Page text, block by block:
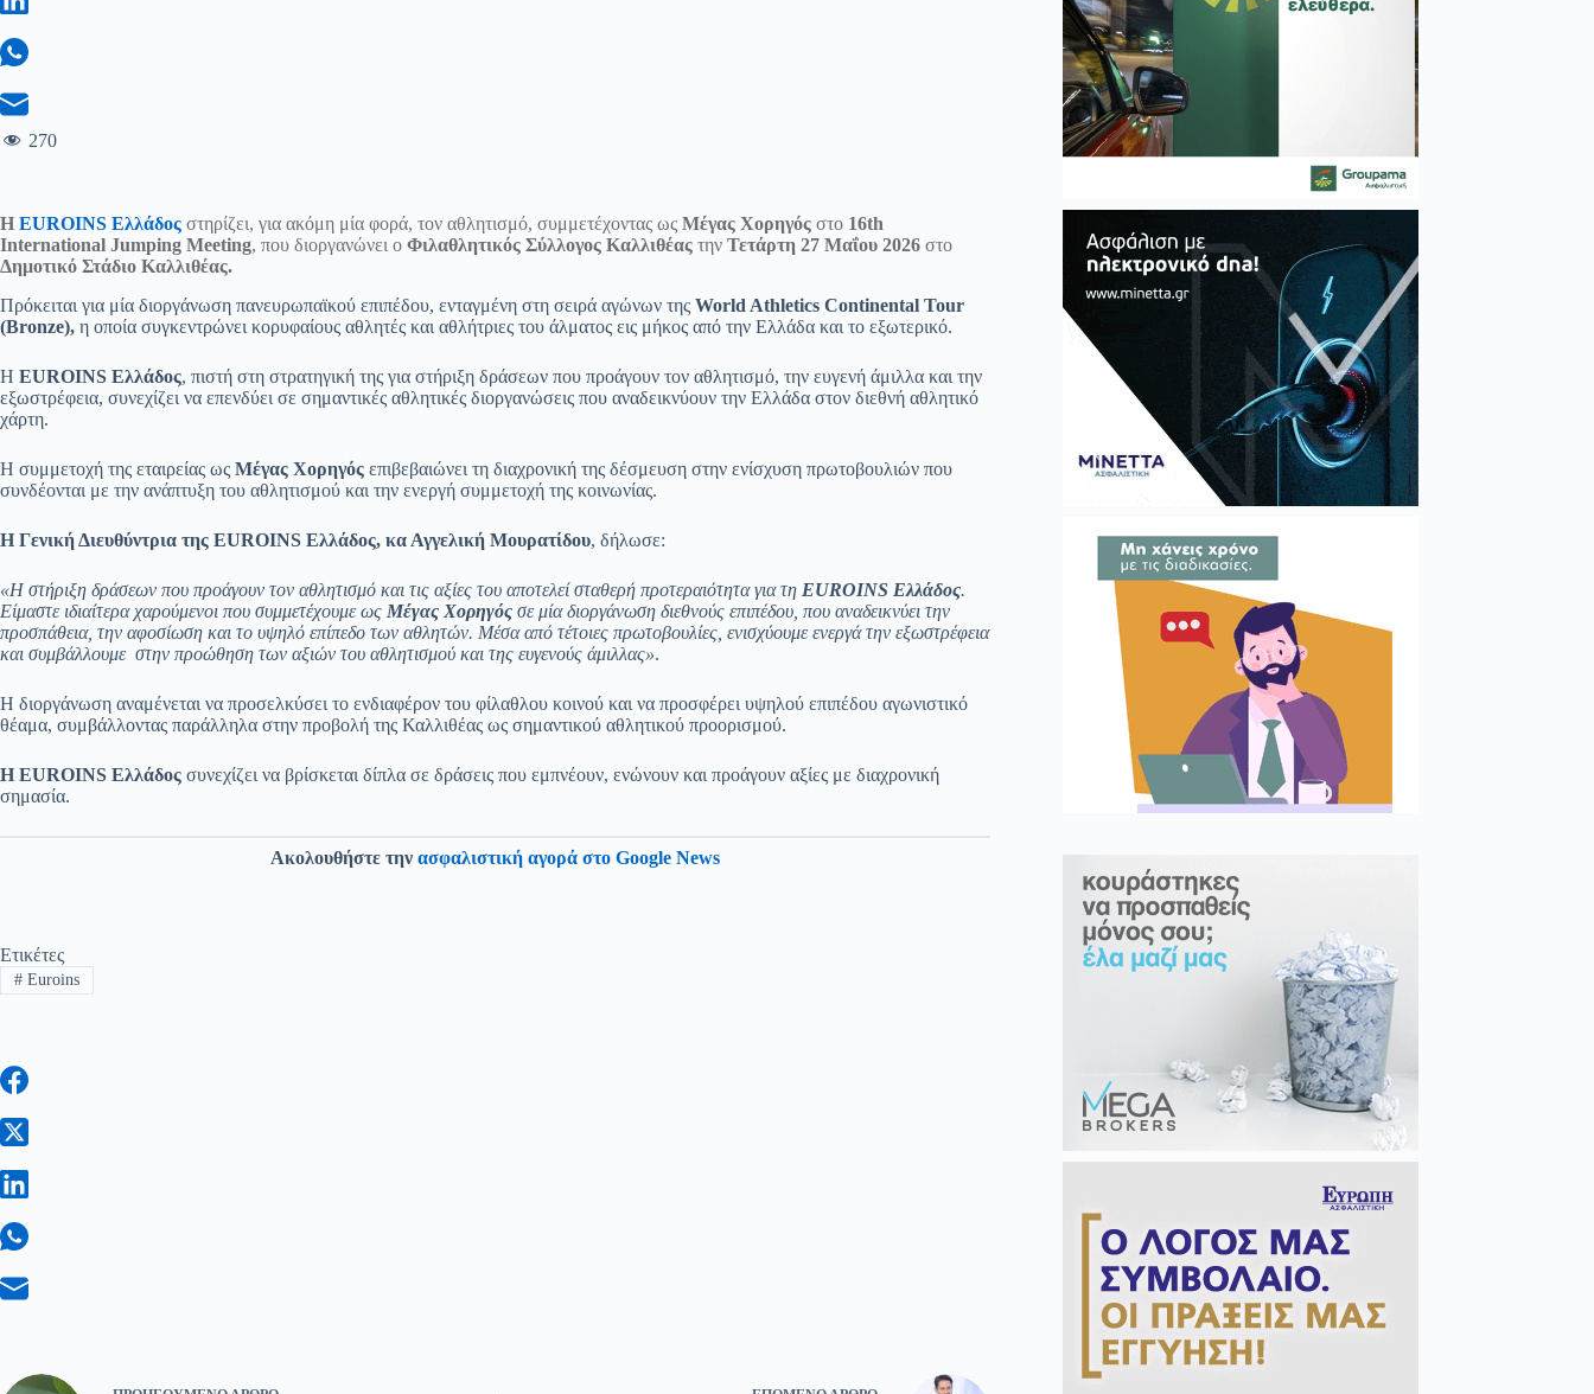
270
Η EUROINS Ελλάδος στηρίζει, για ακόμη μία φορά, τον αθλητισμό, συμμετέχοντας ως Μέγας Χορηγός στο 16th
International Jumping Meeting, που διοργανώνει ο Φιλαθλητικός Σύλλογος Καλλιθέας την Τετάρτη 27 Μαΐου 2026 στο
Δημοτικό Στάδιο Καλλιθέας.
Πρόκειται για μία διοργάνωση πανευρωπαϊκού επιπέδου, ενταγμένη στη σειρά αγώνων της World Athletics Continental Tour
(Bronze), η οποία συγκεντρώνει κορυφαίους αθλητές και αθλήτριες του άλματος εις μήκος από την Ελλάδα και το εξωτερικό.
Η EUROINS Ελλάδος, πιστή στη στρατηγική της για στήριξη δράσεων που προάγουν τον αθλητισμό, την ευγενή άμιλλα και την
εξωστρέφεια, συνεχίζει να επενδύει σε σημαντικές αθλητικές διοργανώσεις που αναδεικνύουν την Ελλάδα στον διεθνή αθλητικό
χάρτη.
Η συμμετοχή της εταιρείας ως Μέγας Χορηγός επιβεβαιώνει τη διαχρονική της δέσμευση στην ενίσχυση πρωτοβουλιών που
συνδέονται με την ανάπτυξη του αθλητισμού και την ενεργή συμμετοχή της κοινωνίας.
Η Γενική Διευθύντρια της EUROINS Ελλάδος, κα Αγγελική Μουρατίδου, δήλωσε:
«Η στήριξη δράσεων που προάγουν τον αθλητισμό και τις αξίες του αποτελεί σταθερή προτεραιότητα για τη EUROINS Ελλάδος.
Είμαστε ιδιαίτερα χαρούμενοι που συμμετέχουμε ως Μέγας Χορηγός σε μία διοργάνωση διεθνούς επιπέδου, που αναδεικνύει την
προσπάθεια, την αφοσίωση και το υψηλό επίπεδο των αθλητών. Μέσα από τέτοιες πρωτοβουλίες, ενισχύουμε ενεργά την εξωστρέφεια
και συμβάλλουμε στην προώθηση των αξιών του αθλητισμού και της ευγενούς άμιλλας».
Η διοργάνωση αναμένεται να προσελκύσει το ενδιαφέρον του φίλαθλου κοινού και να προσφέρει υψηλού επιπέδου αγωνιστικό
θέαμα, συμβάλλοντας παράλληλα στην προβολή της Καλλιθέας ως σημαντικού αθλητικού προορισμού.
Η EUROINS Ελλάδος συνεχίζει να βρίσκεται δίπλα σε δράσεις που εμπνέουν, ενώνουν και προάγουν αξίες με διαχρονική
σημασία.
Ακολουθήστε την ασφαλιστική αγορά στο Google News
Ετικέτες
#Euroins